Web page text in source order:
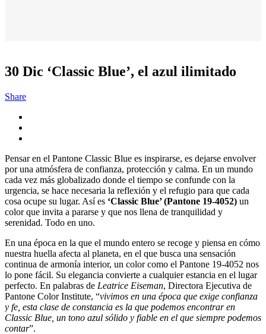
30 Dic ‘Classic Blue’, el azul ilimitado
Share
Pensar en el Pantone Classic Blue es inspirarse, es dejarse envolver
por una atmósfera de confianza, protección y calma. En un mundo
cada vez más globalizado donde el tiempo se confunde con la
urgencia, se hace necesaria la reflexión y el refugio para que cada
cosa ocupe su lugar. Así es ‘Classic Blue’ (Pantone 19-4052) un
color que invita a pararse y que nos llena de tranquilidad y
serenidad. Todo en uno.
En una época en la que el mundo entero se recoge y piensa en cómo
nuestra huella afecta al planeta, en el que busca una sensación
continua de armonía interior, un color como el Pantone 19-4052 nos
lo pone fácil. Su elegancia convierte a cualquier estancia en el lugar
perfecto. En palabras de Leatrice Eiseman, Directora Ejecutiva de
Pantone Color Institute, “vivimos en una época que exige confianza
y fe, esta clase de constancia es la que podemos encontrar en
Classic Blue, un tono azul sólido y fiable en el que siempre podemos
contar”.